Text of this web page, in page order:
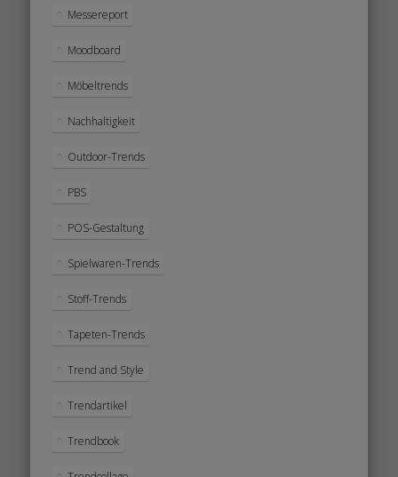
Messereport
Moodboard
Möbeltrends
Nachhaltigkeit
Outdoor-Trends
PBS
POS-Gestaltung
Spielwaren-Trends
Stoff-Trends
Tapeten-Trends
Trend and Style
Trendartikel
Trendbook